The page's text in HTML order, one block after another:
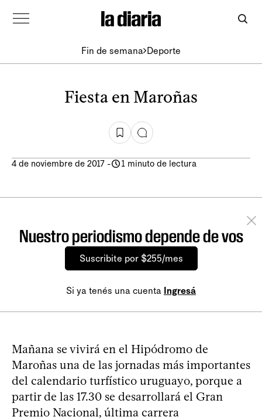
Fin de semana Deporte
Fiesta en Maroñas
4 de noviembre de 2017 - 1 minuto de lectura
Nuestro periodismo depende de vos
Suscribite por $255/mes
Si ya tenés una cuenta Ingresá
Mañana se vivirá en el Hipódromo de
Maroñas una de las jornadas más importantes
del calendario turfístico uruguayo, porque a
partir de las 17.30 se desarrollará el Gran
Premio Nacional, última carrera